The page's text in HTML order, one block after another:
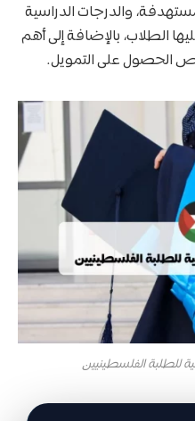
والدرجات الدراسية
الطلاب، بالإضافة إلى أهم
الحصول على التمويل.
للطلبة الفلسطينيين